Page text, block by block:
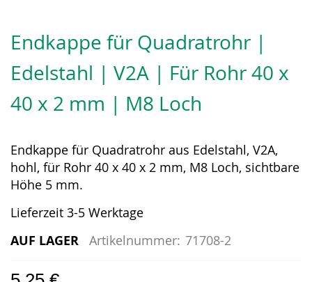
der
Bildergalerie
springen
Endkappe für Quadratrohr |
Edelstahl | V2A | Für Rohr 40 x
40 x 2 mm | M8 Loch
Endkappe für Quadratrohr aus Edelstahl, V2A,
hohl, für Rohr 40 x 40 x 2 mm, M8 Loch, sichtbare
Höhe 5 mm.
Lieferzeit 3-5 Werktage
AUF LAGER Artikelnummer: 71708-2